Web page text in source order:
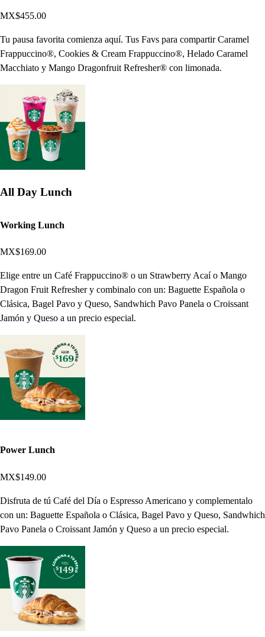
MX$455.00
Tu pausa favorita comienza aquí. Tus Favs para compartir Caramel
Frappuccino®, Cookies & Cream Frappuccino®, Helado Caramel
Macchiato y Mango Dragonfruit Refresher® con limonada.
All Day Lunch
Working Lunch
MX$169.00
Elige entre un Café Frappuccino® o un Strawberry Acaí o Mango
Dragon Fruit Refresher y combinalo con un: Baguette Española o
Clásica, Bagel Pavo y Queso, Sandwhich Pavo Panela o Croissant
Jamón y Queso a un precio especial.
Power Lunch
MX$149.00
Disfruta de tú Café del Día o Espresso Americano y complementalo
con un: Baguette Española o Clásica, Bagel Pavo y Queso, Sandwhich
Pavo Panela o Croissant Jamón y Queso a un precio especial.